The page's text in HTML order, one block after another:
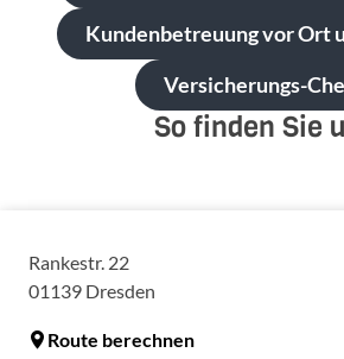
Kundenbetreuung vor Ort
Versicherungs-
So finden Sie
Rankestr. 22
01139 Dresden
Route berechnen